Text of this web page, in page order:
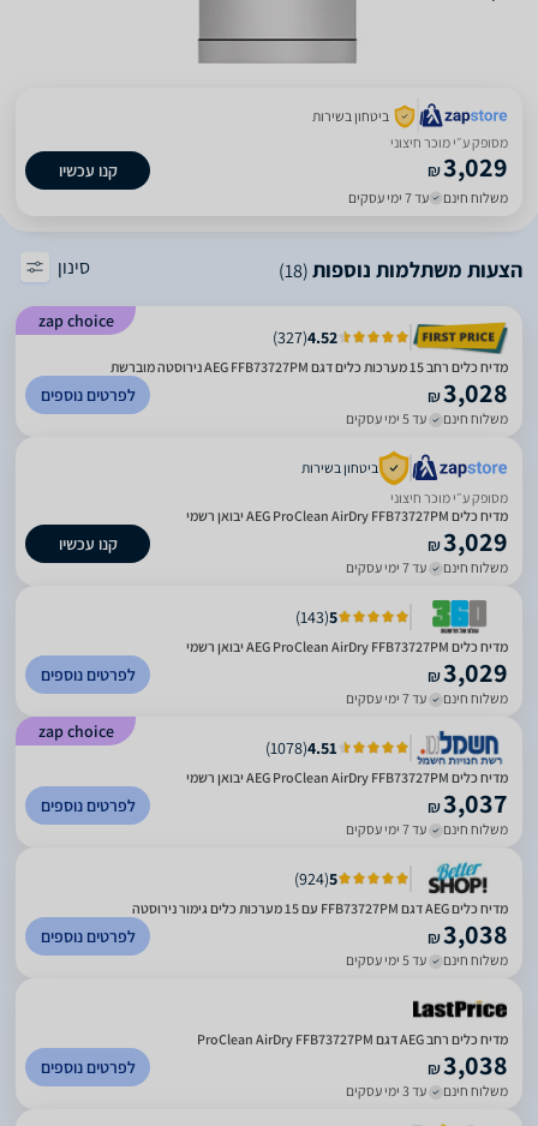
ביטחון בשירות
מסופק ע״י מוכר חיצוני
₪3,029
משלוח חינם עד 7 ימי עסקים
קנו עכשיו
הצעות משתלמות נוספות(18) סינון
zap choice
4.52
(
327
)
מדיח כלים רחב 15 מערכות כלים דגם AEG FFB73727PM נירוסטה מוברשת
₪3,028
משלוח חינם עד 5 ימי עסקים
לפרטים נוספים
ביטחון בשירות
מסופק ע״י מוכר חיצוני
מדיח כלים AEG ProClean AirDry FFB73727PM יבואן רשמי
₪3,029
משלוח חינם עד 7 ימי עסקים
קנו עכשיו
5
(
143
)
מדיח כלים AEG ProClean AirDry FFB73727PM יבואן רשמי
₪3,029
משלוח חינם עד 7 ימי עסקים
לפרטים נוספים
zap choice
4.51
(
1078
)
מדיח כלים AEG ProClean AirDry FFB73727PM יבואן רשמי
₪3,037
משלוח חינם עד 7 ימי עסקים
לפרטים נוספים
5
(
924
)
מדיח כלים AEG דגם FFB73727PM עם 15 מערכות כלים גימור נירוסטה
₪3,038
משלוח חינם עד 5 ימי עסקים
לפרטים נוספים
מדיח כלים רחב AEG דגם ProClean AirDry FFB73727PM
₪3,038
משלוח חינם עד 3 ימי עסקים
לפרטים נוספים